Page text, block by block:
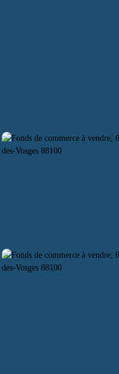
VENDRE ESTIMER